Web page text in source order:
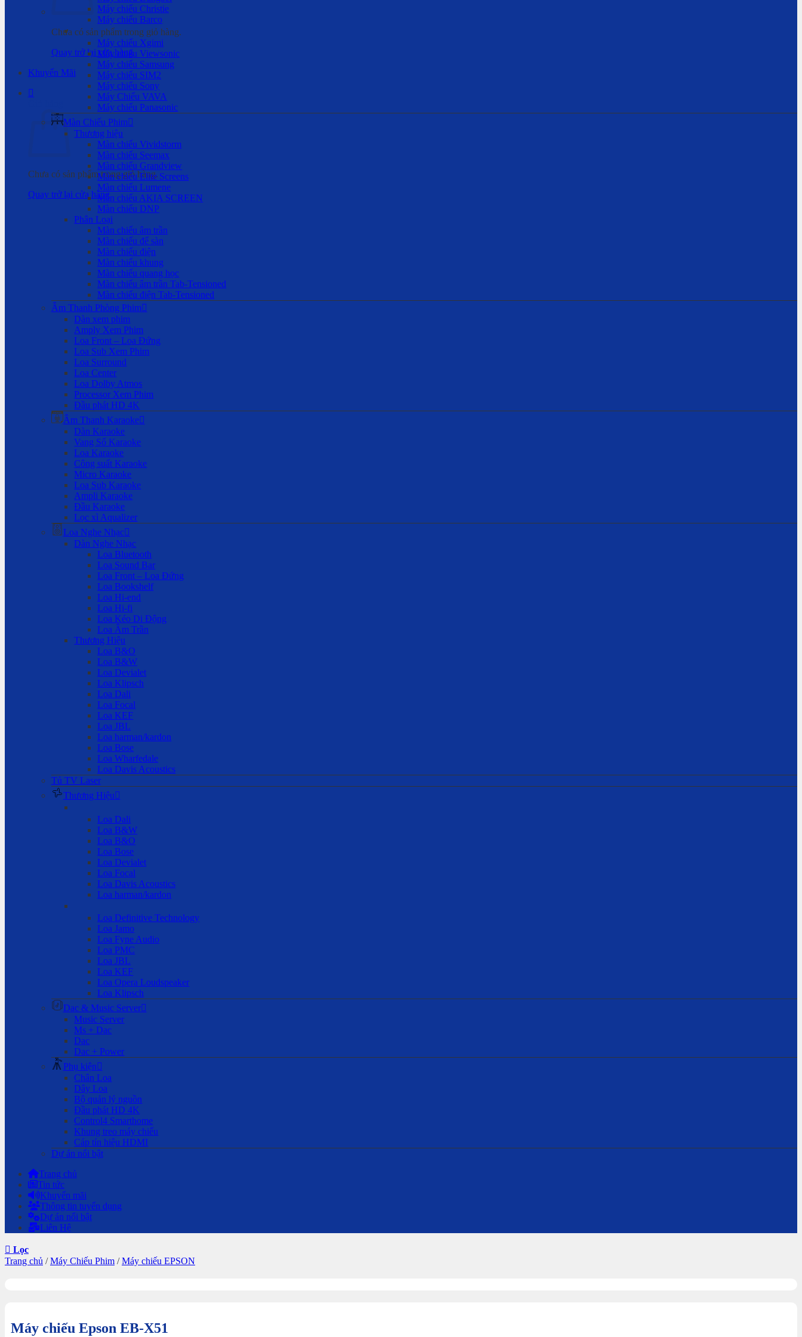
Chưa có sản phẩm trong giỏ hàng.
Quay trở lại cửa hàng
Khuyến Mãi
Chưa có sản phẩm trong giỏ hàng.
Quay trở lại cửa hàng
Máy chiếu Christie
Máy chiếu Barco
Máy chiếu Xgimi
Máy chiếu Viewsonic
Máy chiếu Samsung
Máy chiếu SIM2
Máy chiếu Sony
Máy Chiếu VAVA
Máy chiếu Panasonic
Màn Chiếu Phim
Thương hiệu
Màn chiếu Vividstorm
Màn chiếu Seemax
Màn chiếu Grandview
Màn chiếu Elite Screens
Màn chiếu Lumene
Màn chiếu AKIA SCREEN
Màn chiếu DNP
Phân Loại
Màn chiếu âm trần
Màn chiếu để sàn
Màn chiếu điện
Màn chiếu khung
Màn chiếu quang học
Màn chiếu âm trần Tab-Tensioned
Màn chiếu điện Tab-Tensioned
Âm Thanh Phòng Phim
Dàn xem phim
Amply Xem Phim
Loa Front – Loa Đứng
Loa Sub Xem Phim
Loa Surround
Loa Center
Loa Dolby Atmos
Processor Xem Phim
Đầu phát HD 4K
Âm Thanh Karaoke
Dàn Karaoke
Vang Số Karaoke
Loa Karaoke
Công suất Karaoke
Micro Karaoke
Loa Sub Karaoke
Ampli Karaoke
Đầu Karaoke
Lọc xì Aqualizer
Loa Nghe Nhạc
Dàn Nghe Nhạc
Loa Bluetooth
Loa Sound Bar
Loa Front – Loa Đứng
Loa Bookshelf
Loa Hi-end
Loa Hi-fi
Loa Kéo Di Động
Loa Âm Trần
Thương Hiệu
Loa B&O
Loa B&W
Loa Devialet
Loa Klipsch
Loa Dali
Loa Focal
Loa KEF
Loa JBL
Loa harman/kardon
Loa Bose
Loa Wharfedale
Loa Davis Acoustics
Tủ TV Laser
Thương Hiệu
Loa Dali
Loa B&W
Loa B&O
Loa Bose
Loa Devialet
Loa Focal
Loa Davis Acoustics
Loa harman/kardon
Loa Definitive Technology
Loa Jamo
Loa Fyne Audio
Loa PMC
Loa JBL
Loa KEF
Loa Opera Loudspeaker
Loa Klipsch
Dac & Music Server
Music Server
Ms + Dac
Dac
Dac + Power
Phụ kiện
Chân Loa
Dây Loa
Bộ quản lý nguồn
Đầu phát HD 4K
Control4 Smarthome
Khung treo máy chiếu
Cáp tín hiệu HDMI
Dự án nổi bật
Trang chủ
Tin tức
Khuyến mãi
Thông tin tuyển dụng
Dự án nổi bật
Liên Hệ
Lọc
Trang chủ / Máy Chiếu Phim / Máy chiếu EPSON
Máy chiếu Epson EB-X51